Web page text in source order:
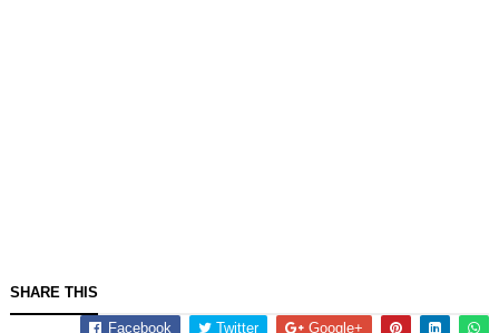
SHARE THIS
Facebook Twitter Google+